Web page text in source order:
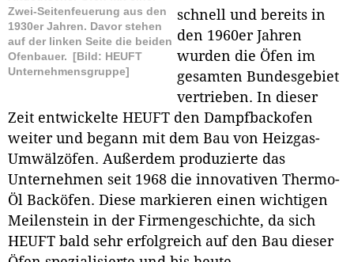
Zwei-Seitenfeuerung aus den
1930er Jahren. Davor stehen
auf der linken Seite die beiden
Ofenbauer. [Bild: HEUFT
Unternehmensgruppe]
schnell und bereits in
den 1960er Jahren
wurden die Öfen im
gesamten Bundesgebiet
vertrieben. In dieser
Zeit entwickelte HEUFT den Dampfbackofen
weiter und begann mit dem Bau von Heizgas-
Umwälzöfen. Außerdem produzierte das
Unternehmen seit 1968 die innovativen Thermo-
Öl Backöfen. Diese markieren einen wichtigen
Meilenstein in der Firmengeschichte, da sich
HEUFT bald sehr erfolgreich auf den Bau dieser